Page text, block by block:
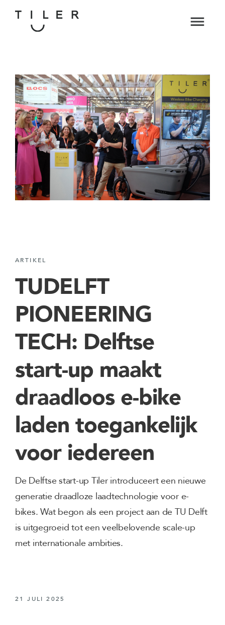
ARTIKEL
TUDELFT
PIONEERING
TECH: Delftse
start-up maakt
draadloos e-bike
laden toegankelijk
voor iedereen
De Delftse start-up Tiler introduceert een nieuwe
generatie draadloze laadtechnologie voor e-
bikes. Wat begon als een project aan de TU Delft
is uitgegroeid tot een veelbelovende scale-up
met internationale ambities.
21 JULI 2025